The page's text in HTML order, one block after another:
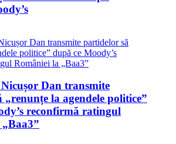
Nicușor Dan transmite
la agendele politice”
reconfirmă ratingul